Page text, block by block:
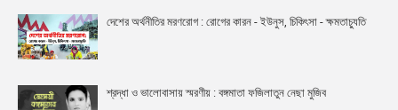
দেশের অর্থনীতির মরণরোগ : রোগের কারন - ইউনুস, চিকিৎসা - ক্ষমতাচ্যুতি
শ্রদ্ধা ও ভালোবাসায় স্মরণীয় : বঙ্গমাতা ফজিলাতুন নেছা মুজিব